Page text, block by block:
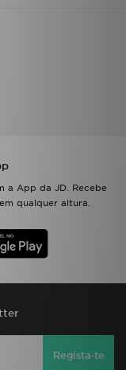
a App da JD. Recebe
qualquer altura.
Regista-te